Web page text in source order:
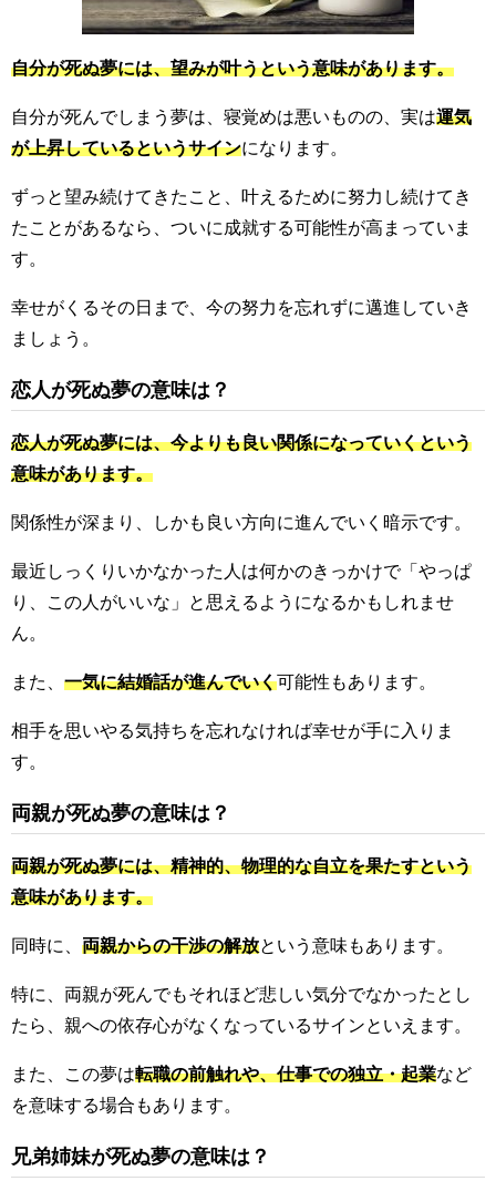
自分が死ぬ夢には、望みが叶うという意味があります。
自分が死んでしまう夢は、寝覚めは悪いものの、実は運気
が上昇しているというサインになります。
ずっと望み続けてきたこと、叶えるために努力し続けてき
たことがあるなら、ついに成就する可能性が高まっていま
す。
幸せがくるその日まで、今の努力を忘れずに邁進していき
ましょう。
恋人が死ぬ夢の意味は？
恋人が死ぬ夢には、今よりも良い関係になっていくという
意味があります。
関係性が深まり、しかも良い方向に進んでいく暗示です。
最近しっくりいかなかった人は何かのきっかけで「やっぱ
り、この人がいいな」と思えるようになるかもしれませ
ん。
また、 一気に結婚話が進んでいく可能性もあります。
相手を思いやる気持ちを忘れなければ幸せが手に入りま
す。
両親が死ぬ夢の意味は？
両親が死ぬ夢には、精神的、物理的な自立を果たすという
意味があります。
同時に、 両親からの干渉の解放という意味もあります。
特に、両親が死んでもそれほど悲しい気分でなかったとし
たら、親への依存心がなくなっているサインといえます。
また、この夢は転職の前触れや、仕事での独立・起業など
を意味する場合もあります。
兄弟姉妹が死ぬ夢の意味は？